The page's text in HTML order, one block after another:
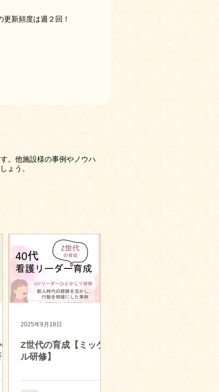
新頻度は週２回！
。他施設様の事例やノウハ
ょう。
Z世代の育成【ミッケ
ル研修】
2025年9月18日